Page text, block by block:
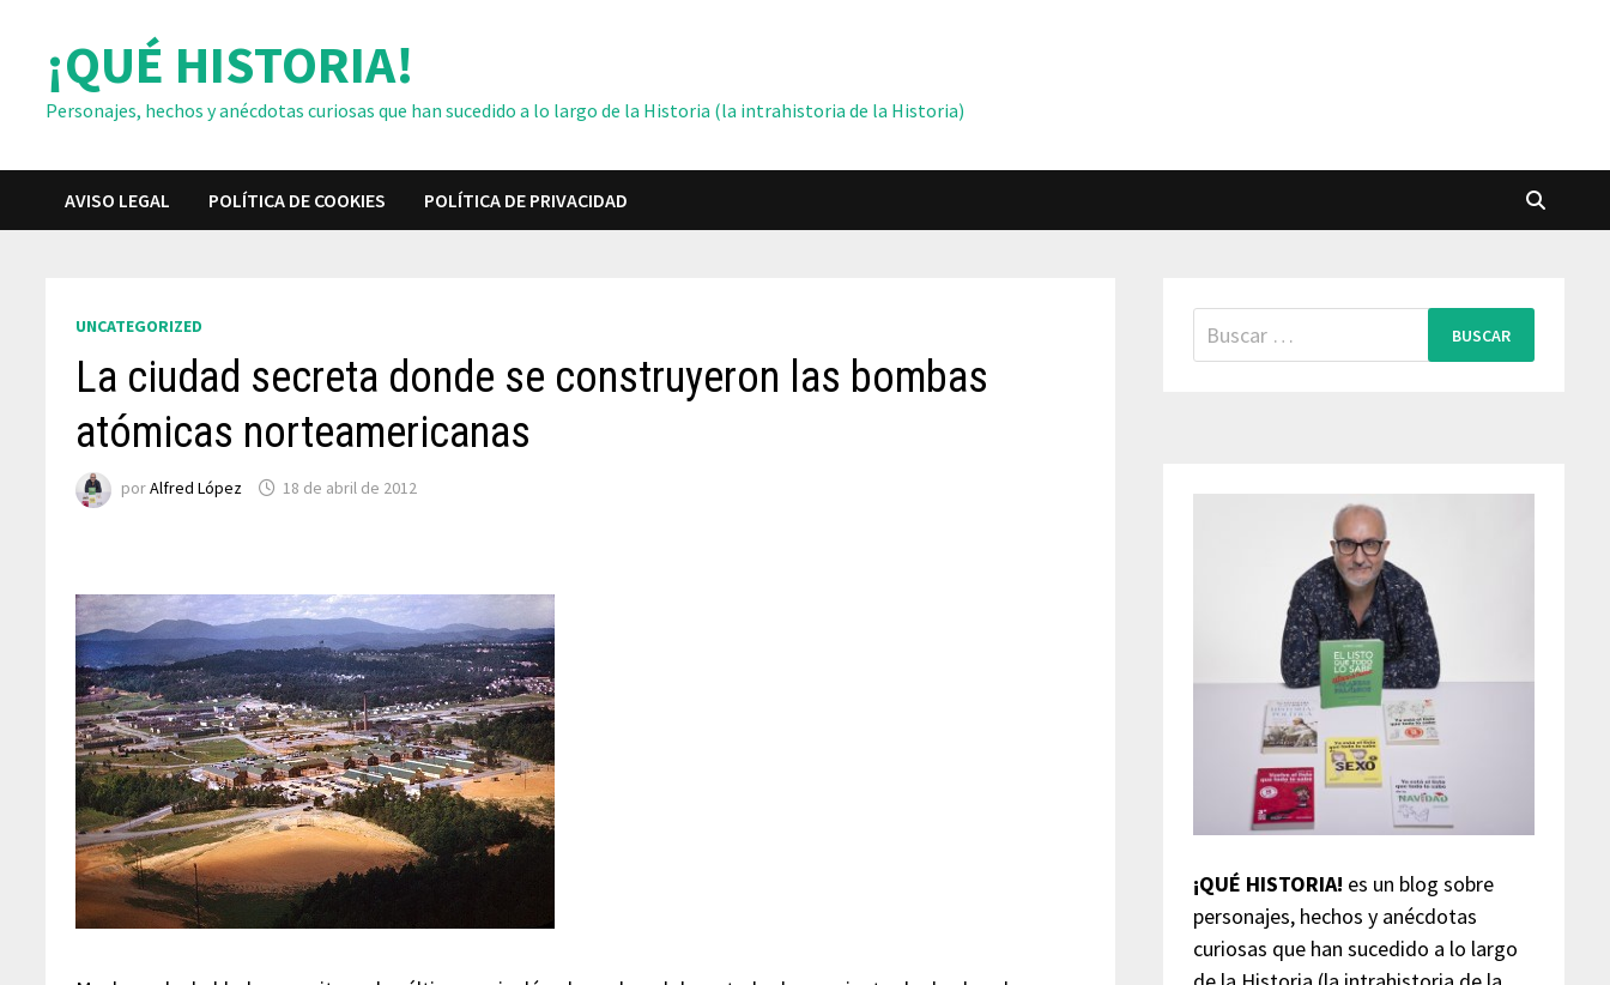
contenido¡QUÉ HISTORIA!
Personajes, hechos y anécdotas curiosas que han sucedido a lo largo de la Historia (la intrahistoria de la Historia)
AVISO LEGAL POLÍTICA DE COOKIES POLÍTICA DE PRIVACIDAD
UNCATEGORIZED
La ciudad secreta donde se construyeron las bombas
atómicas norteamericanas
porAlfred López 18 de abril de 2012
Buscar:
¡QUÉ HISTORIA! es un blog sobre
personajes, hechos y anécdotas
curiosas que han sucedido a lo largo